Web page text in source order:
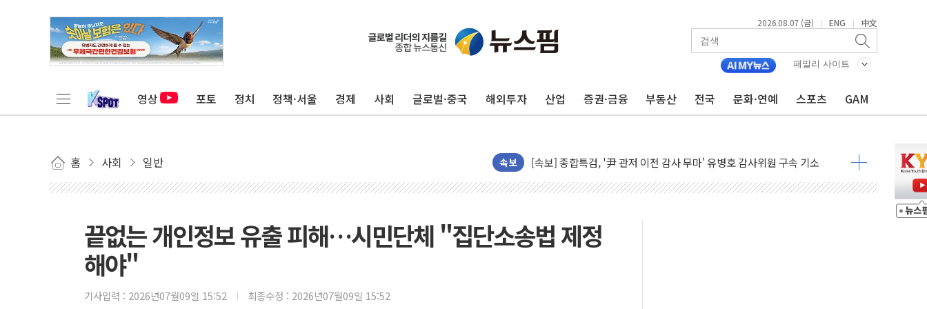
2026.08.07 (금) | ENG | 中文
패밀리 사이트
영상 포토 정치 정책·서울 경제 사회 글로벌·중국 해외투자 산업 증권·금융 부동산 전국 문화·연예 스포츠 GAM
홈 사회 일반 속보
장동혁 "규제와 대출 풀고 재개발·재건축 촉진하는 것이 부동산 정상화"
AI에 승부 건 네이버…내년 AI 팩토리 매출 본격화
日, 4~6월 105조원 환시 개입...4월 말 '56조원' 사상 최대
오렌지플래닛 창업재단, 스타트업 지원 프로그램 성료
[속보] '해병 순직 책임' 임성근 전 사단장 항소심도 징역 3년 선고
경찰, '강북구 오피스텔 살인' 50대 남성 구속 송치
끝없는 개인정보 유출 피해…시민단체 "집단소송법 제정
해야"
기사입력 : 2026년07월09일 15:52 최종수정 : 2026년07월09일 15:52